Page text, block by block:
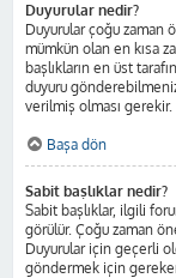
Duyurular nedir?
Duyurular çoğu zaman
mümkün olan en kısa
başlıkların en üst
duyuru
verilmiş olması gerekir.
Başa dön
Sabit başlıklar nedir?
Sabit başlıklar, ilgili
görülür. Çoğu zaman
Duyurular için geçerli
göndermek için